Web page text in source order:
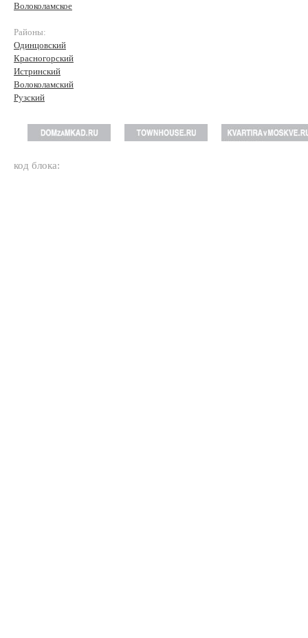
Волоколамское
Районы:
Одинцовский
Красногорский
Истринский
Волоколамский
Рузский
код блока: